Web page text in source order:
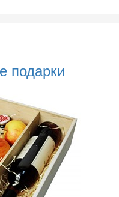
подарки